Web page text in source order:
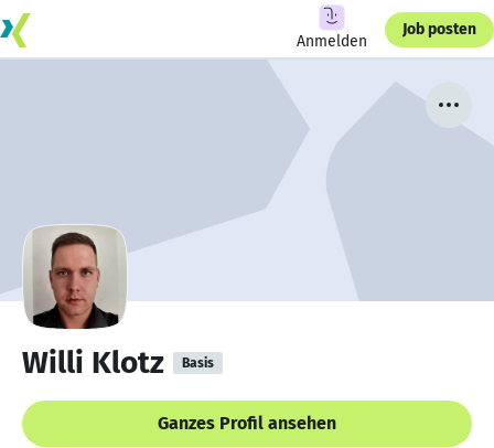
Anmelden
Job posten
Willi Klotz Basis
Ganzes Profil ansehen